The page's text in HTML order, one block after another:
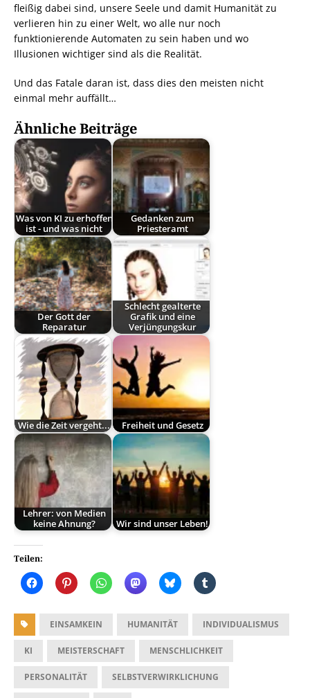
fleißig dabei sind, unsere Seele und damit Humanität zu
verlieren hin zu einer Welt, wo alle nur noch
funktionierende Automaten zu sein haben und wo
Illusionen wichtiger sind als die Realität.
Und das Fatale daran ist, dass dies den meisten nicht
einmal mehr auffällt…
Ähnliche Beiträge
Was von KI zu erhoffen
ist - und was nicht
Gedanken zum
Priesteramt
Der Gott der
Reparatur
Schlecht gealterte
Grafik und eine
Verjüngungskur
Wie die Zeit vergeht... Freiheit und Gesetz
Lehrer: von Medien
keine Ahnung?
Wir sind unser Leben!
Teilen:
EINSAMKEIN HUMANITÄT INDIVIDUALISMUS
KI MEISTERSCHAFT MENSCHLICHKEIT
PERSONALITÄT SELBSTVERWIRKLICHUNG